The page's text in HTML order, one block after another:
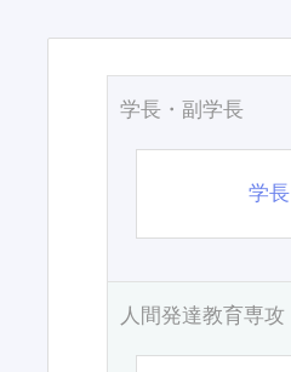
学長・副学長
学長
人間発達教育専攻